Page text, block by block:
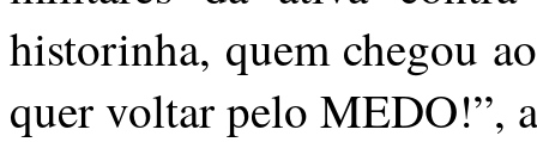
historinha, quem chegou
quer voltar pelo MEDO!”,